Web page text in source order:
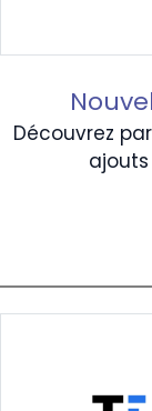
Découvrez